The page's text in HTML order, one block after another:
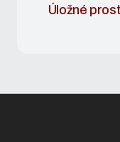
Úložné